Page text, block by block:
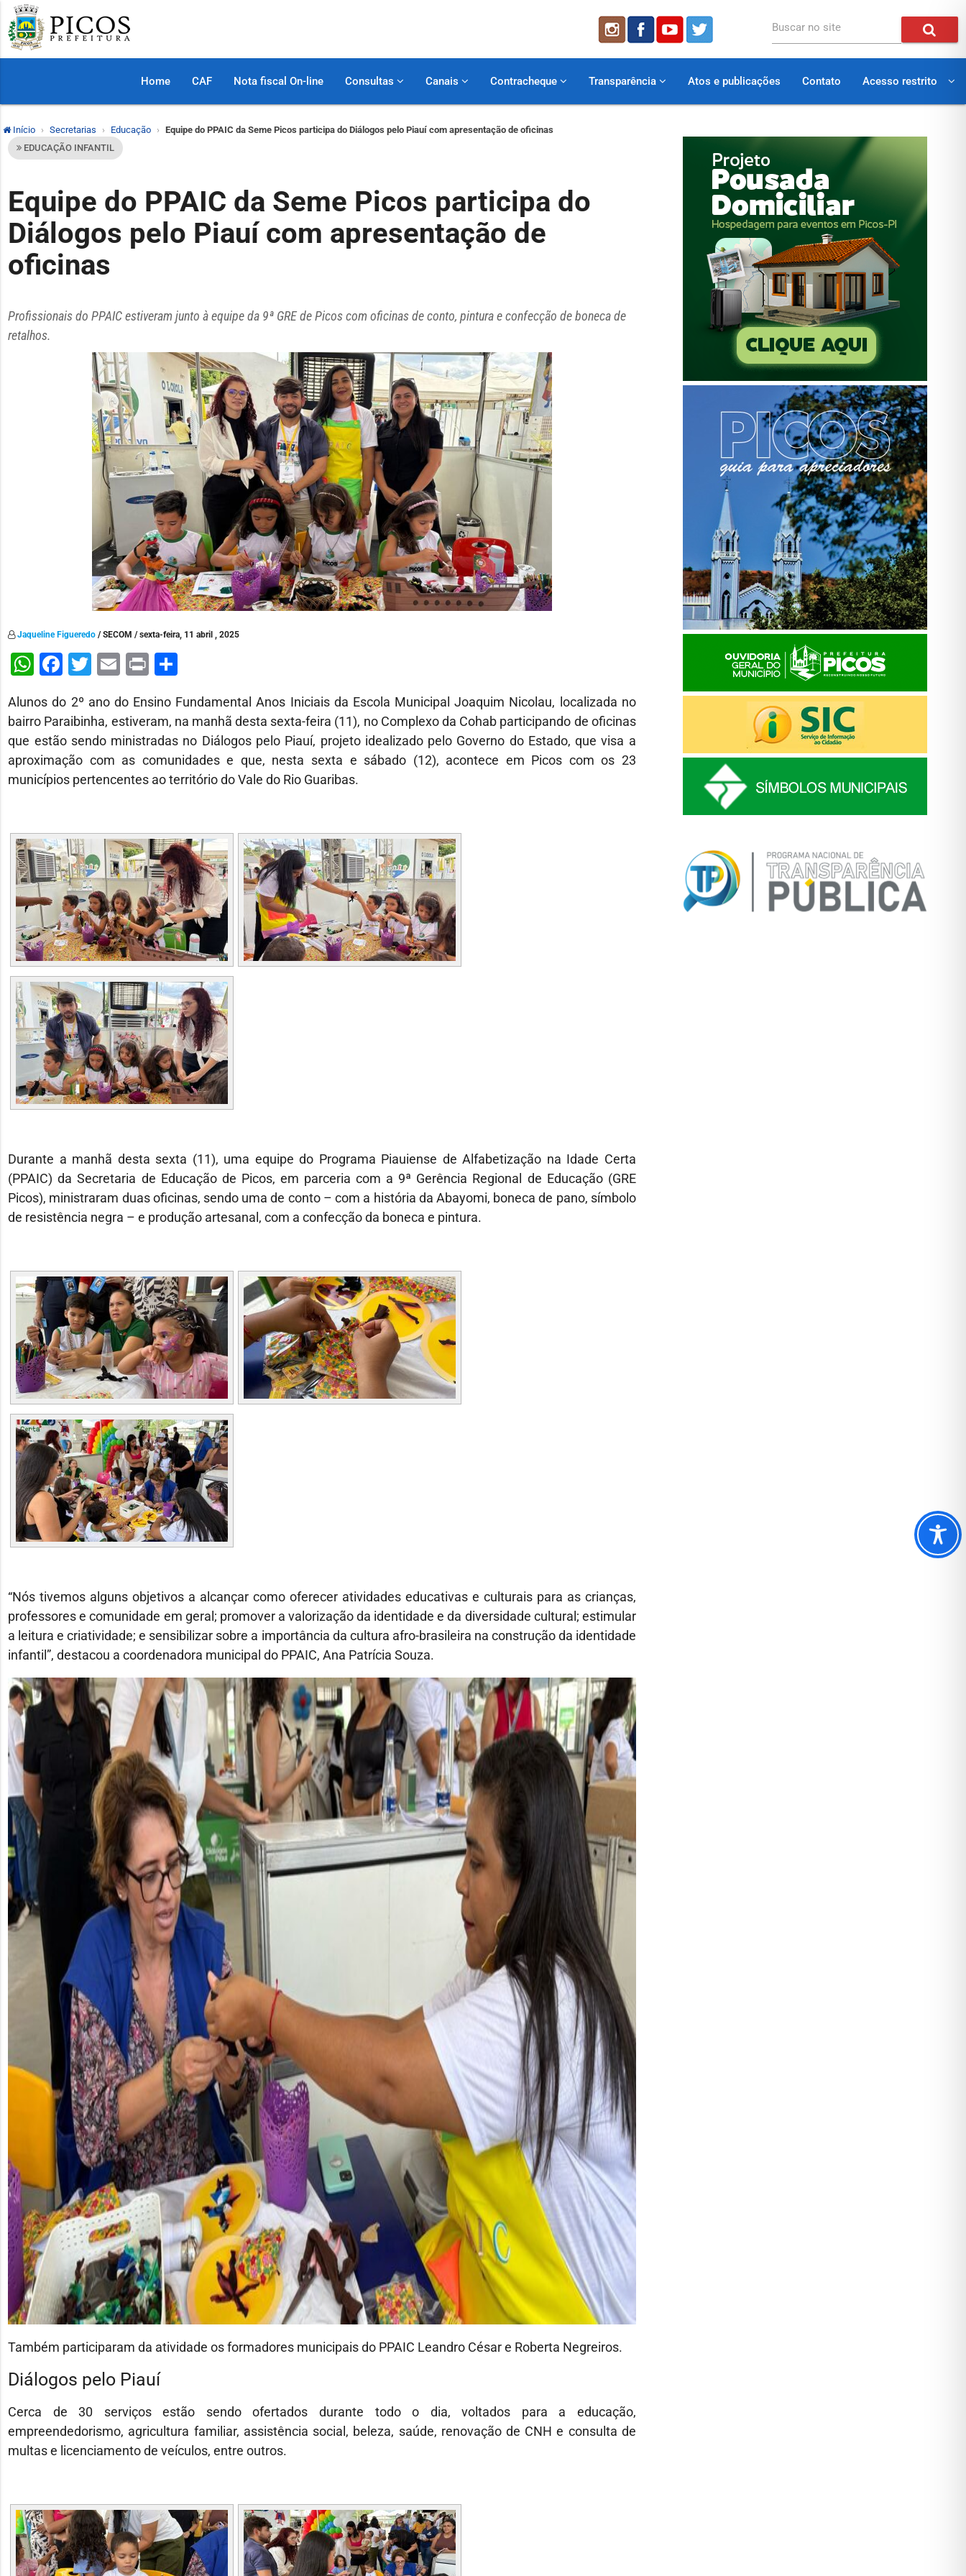
Buscar no site
Home CAF Nota fiscal On-line Consultas Canais Contracheque Transparência Atos e publicações Contato Acesso restrito
Início Secretarias Educação
Equipe do PPAIC da Seme Picos participa do Diálogos pelo Piauí com apresentação de oficinas
EDUCAÇÃO INFANTIL
Equipe do PPAIC da Seme Picos participa do
Diálogos pelo Piauí com apresentação de
oficinas
Profissionais do PPAIC estiveram junto à equipe da 9ª GRE de Picos com oficinas de conto, pintura e confecção de boneca de
retalhos.
Jaqueline Figueredo / SECOM / sexta-feira, 11 abril , 2025
WhatsApp
Facebook
Twitter
Email
Print
Alunos do 2º ano do Ensino Fundamental Anos Iniciais da Escola Municipal Joaquim Nicolau, localizada no
bairro Paraibinha, estiveram, na manhã desta sexta-feira (11), no Complexo da Cohab participando de oficinas
que estão sendo ministradas no Diálogos pelo Piauí, projeto idealizado pelo Governo do Estado, que visa a
aproximação com as comunidades e que, nesta sexta e sábado (12), acontece em Picos com os 23
municípios pertencentes ao território do Vale do Rio Guaribas.
Durante a manhã desta sexta (11), uma equipe do Programa Piauiense de Alfabetização na Idade Certa
(PPAIC) da Secretaria de Educação de Picos, em parceria com a 9ª Gerência Regional de Educação (GRE
Picos), ministraram duas oficinas, sendo uma de conto – com a história da Abayomi, boneca de pano, símbolo
de resistência negra – e produção artesanal, com a confecção da boneca e pintura.
“Nós tivemos alguns objetivos a alcançar como oferecer atividades educativas e culturais para as crianças,
professores e comunidade em geral; promover a valorização da identidade e da diversidade cultural; estimular
a leitura e criatividade; e sensibilizar sobre a importância da cultura afro-brasileira na construção da identidade
infantil”, destacou a coordenadora municipal do PPAIC, Ana Patrícia Souza.
Também participaram da atividade os formadores municipais do PPAIC Leandro César e Roberta Negreiros.
Diálogos pelo Piauí
Cerca de 30 serviços estão sendo ofertados durante todo o dia, voltados para a educação,
empreendedorismo, agricultura familiar, assistência social, beleza, saúde, renovação de CNH e consulta de
multas e licenciamento de veículos, entre outros.